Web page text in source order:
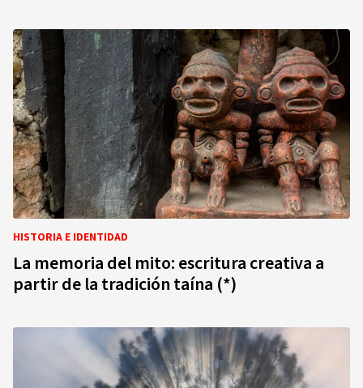
HISTORIA E IDENTIDAD
La memoria del mito: escritura creativa a
partir de la tradición taína (*)